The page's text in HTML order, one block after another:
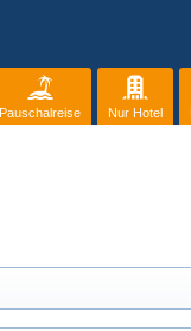
Pauschalreise Nur Hotel